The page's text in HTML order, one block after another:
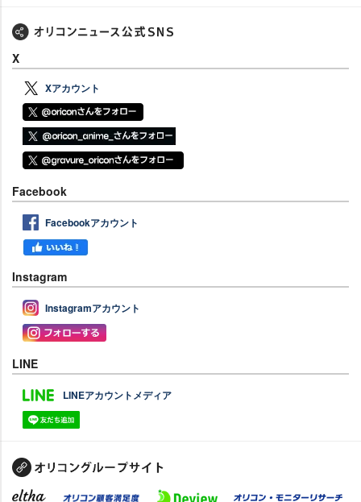
X
Xアカウント
Facebook
Facebookアカウント
Instagram
Instagramアカウント
LINE
LINEアカウントメディア